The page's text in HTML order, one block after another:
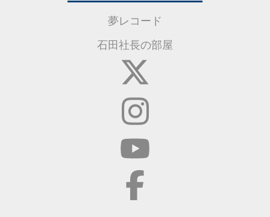
夢レコード
石田社長の部屋